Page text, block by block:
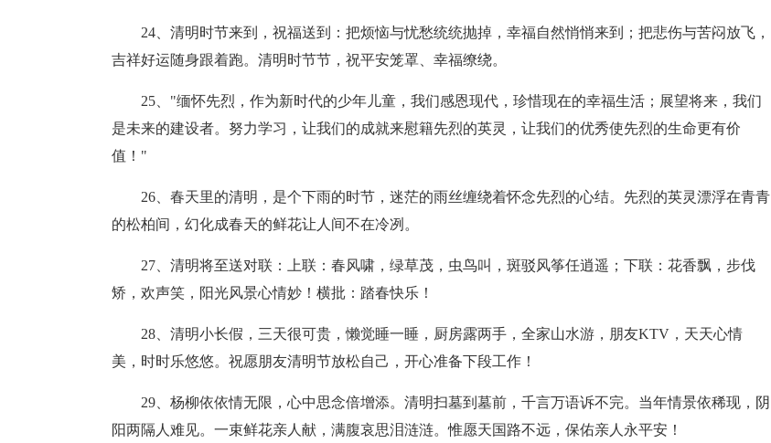
24、清明时节来到，祝福送到：把烦恼与忧愁统统抛掉，幸福自然悄悄来到；把悲伤与苦闷放飞，
吉祥好运随身跟着跑。清明时节节，祝平安笼罩、幸福缭绕。
25、"缅怀先烈，作为新时代的少年儿童，我们感恩现代，珍惜现在的幸福生活；展望将来，我们
是未来的建设者。努力学习，让我们的成就来慰籍先烈的英灵，让我们的优秀使先烈的生命更有价
值！"
26、春天里的清明，是个下雨的时节，迷茫的雨丝缠绕着怀念先烈的心结。先烈的英灵漂浮在青青
的松柏间，幻化成春天的鲜花让人间不在冷冽。
27、清明将至送对联：上联：春风啸，绿草茂，虫鸟叫，斑驳风筝任逍遥；下联：花香飘，步伐
矫，欢声笑，阳光风景心情妙！横批：踏春快乐！
28、清明小长假，三天很可贵，懒觉睡一睡，厨房露两手，全家山水游，朋友KTV，天天心情
美，时时乐悠悠。祝愿朋友清明节放松自己，开心准备下段工作！
29、杨柳依依情无限，心中思念倍增添。清明扫墓到墓前，千言万语诉不完。当年情景依稀现，阴
阳两隔人难见。一束鲜花亲人献，满腹哀思泪涟涟。惟愿天国路不远，保佑亲人永平安！